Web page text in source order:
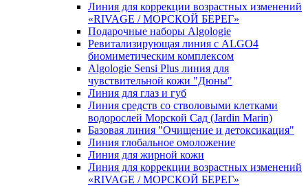
Линия для коррекции возрастных изменений
«RIVAGE / МОРСКОЙ БЕРЕГ»
Подарочные наборы Algologie
Ревитализирующая линия с ALGO4
биомиметическим комплексом
Algologie Sensi Plus линия для
чувcтвительной кожи "Дюны"
Линия для глаз и губ
Линия средств со стволовыми клетками
водорослей Морской Сад (Jardin Marin)
Базовая линия "Очищение и детоксикация"
Линия глобальное омоложение
Линия для жирной кожи
Линия для коррекции возрастных изменений
«RIVAGE / МОРСКОЙ БЕРЕГ»